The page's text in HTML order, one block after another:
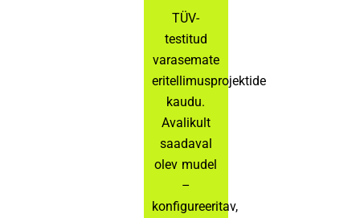
TÜV-
testitud
varasemate
eritellimusprojektide
kaudu.
Avalikult
saadaval
olev mudel
–
konfigureeritav,